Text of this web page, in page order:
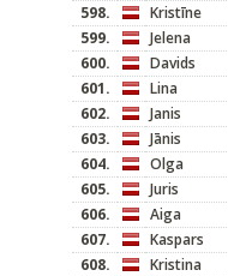
598.
Kristīne
599.
Jelena
600.
Davids
601.
Lina
602.
Janis
603.
Jānis
604.
Olga
605.
Juris
606.
Aiga
607.
Kaspars
608.
Kristina